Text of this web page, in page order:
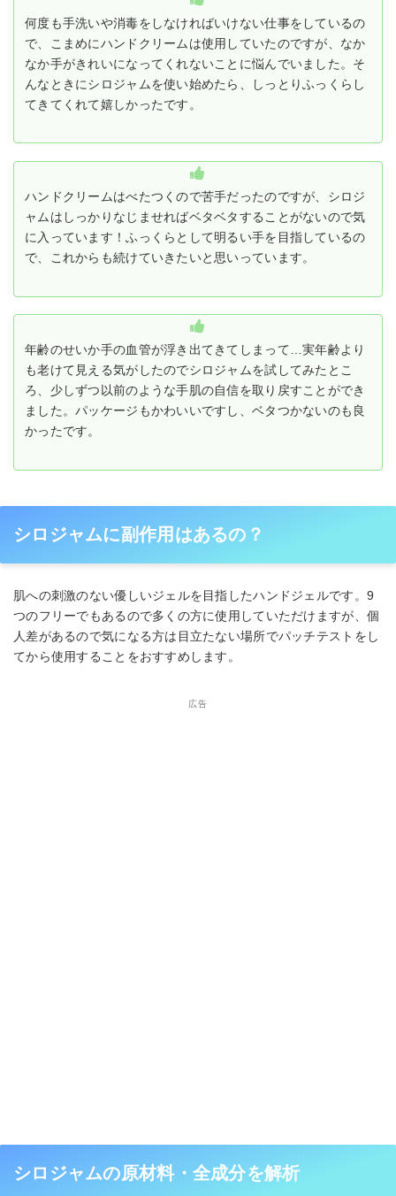
何度も手洗いや消毒をしなければいけない仕事をしているの
で、こまめにハンドクリームは使用していたのですが、なか
なか手がきれいになってくれないことに悩んでいました。そ
んなときにシロジャムを使い始めたら、しっとりふっくらし
てきてくれて嬉しかったです。
ハンドクリームはべたつくので苦手だったのですが、シロジ
ャムはしっかりなじませればベタベタすることがないので気
に入っています！ふっくらとして明るい手を目指しているの
で、これからも続けていきたいと思いっています。
年齢のせいか手の血管が浮き出てきてしまって…実年齢より
も老けて見える気がしたのでシロジャムを試してみたとこ
ろ、少しずつ以前のような手肌の自信を取り戻すことができ
ました。パッケージもかわいいですし、ベタつかないのも良
かったです。
シロジャムに副作用はあるの？
肌への刺激のない優しいジェルを目指したハンドジェルです。9
つのフリーでもあるので多くの方に使用していただけますが、個
人差があるので気になる方は目立たない場所でパッチテストをし
てから使用することをおすすめします。
広告
シロジャムの原材料・全成分を解析